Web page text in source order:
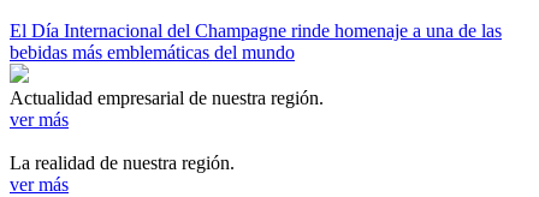
El Día Internacional del Champagne rinde homenaje a una de las
bebidas más emblemáticas del mundo
Actualidad empresarial de nuestra región.
ver más
La realidad de nuestra región.
ver más